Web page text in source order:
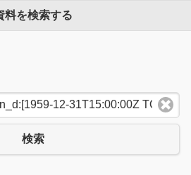
料を検索する
検索